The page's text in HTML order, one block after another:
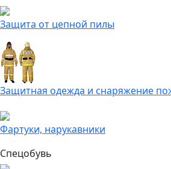
Защита от цепной пилы
Защитная одежда и снаряжение
Фартуки, нарукавники
Спецобувь